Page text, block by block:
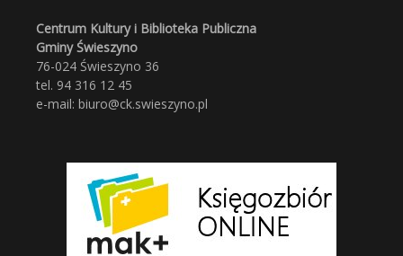
Centrum Kultury i Biblioteka Publiczna
Gminy Świeszyno
76-024 Świeszyno 36
tel. 94 316 12 45
e-mail: biuro@ck.swieszyno.pl